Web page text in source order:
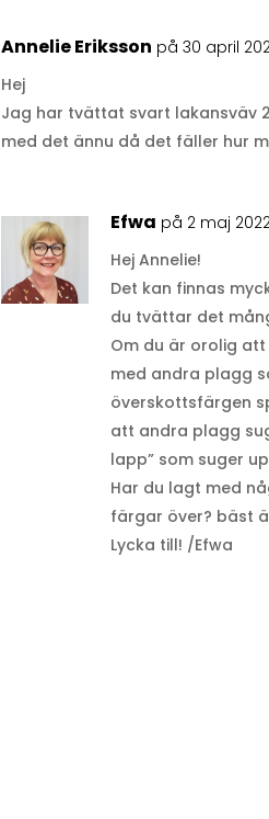
Annelie Eriksson på 30 april
Hej
Jag har tvättat svart lakansväv
med det ännu då det fäller hur
Efwa på 2 maj
Hej Annelie!
Det kan finnas
du tvättar det
Om du är orolig
med andra plagg
överskottsfärgen
att andra plagg
lapp” som suger
Har du lagt med
färgar över? bäst
Lycka till! /Efwa